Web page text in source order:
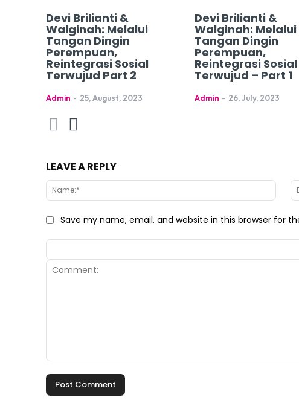
Devi Brilianti &
Walginah: Melalui
Tangan Dingin
Perempuan,
Reintegrasi Sosial
Terwujud Part 2
Admin - 25, August, 2023
Devi Brilianti &
Walginah: Melalui
Tangan Dingin
Perempuan,
Reintegrasi Sosial
Terwujud – Part 1
Admin - 26, July, 2023
LEAVE A REPLY
Save my name, email, and website in this browser for